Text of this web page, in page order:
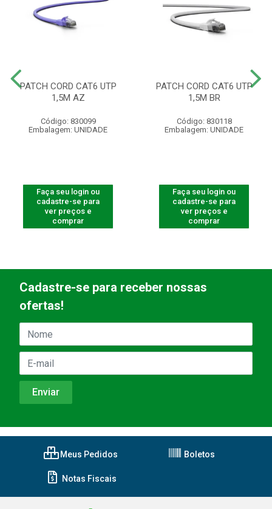
PATCH CORD CAT6 UTP
1,5M AZ
Código: 830099
Embalagem: UNIDADE
Faça seu login ou
cadastre-se para
ver preços e
comprar
PATCH CORD CAT6 UTP
1,5M BR
Código: 830118
Embalagem: UNIDADE
Faça seu login ou
cadastre-se para
ver preços e
comprar
Cadastre-se para receber nossas
ofertas!
Meus Pedidos Boletos
Notas Fiscais